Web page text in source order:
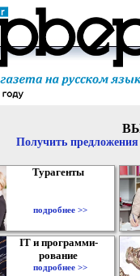
Получить
Турагенты
подробнее >>
IT и программи-
рование
подробнее >>